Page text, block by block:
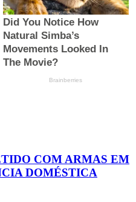
COM ARMAS EM
DOMÉSTICA